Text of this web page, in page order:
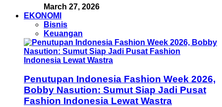
March 27, 2026
EKONOMI
Bisnis
Keuangan
Penutupan Indonesia Fashion Week 2026,
Bobby Nasution: Sumut Siap Jadi Pusat
Fashion Indonesia Lewat Wastra